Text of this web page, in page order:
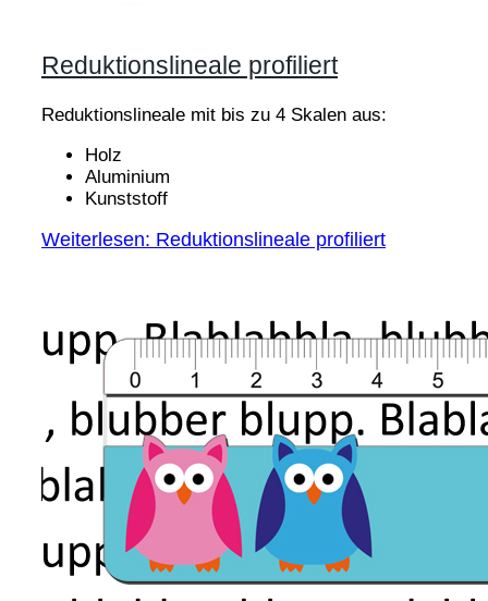
Reduktionslineale profiliert
Reduktionslineale mit bis zu 4 Skalen aus:
Holz
Aluminium
Kunststoff
Weiterlesen: Reduktionslineale profiliert